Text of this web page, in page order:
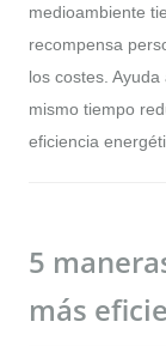
medioambiente
recompensa
los costes.
mismo tiempo
eficiencia
5
más